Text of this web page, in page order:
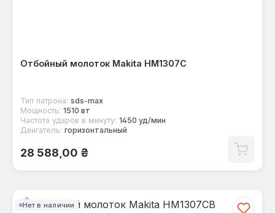
Отбойный молоток Makita HM1307C
Тип патрона: sds-max
Мощность: 1510 вт
Частота ударов в минуту: 1450 уд/мин
Двигатель: горизонтальный
Обычная цена:
28 588,00 ₴
Нет в наличии